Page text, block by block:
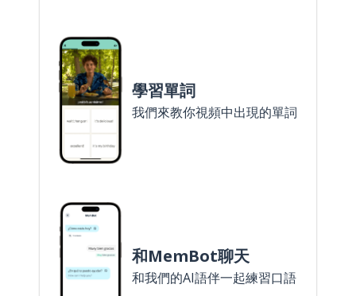
學習單詞
我們來教你視頻中出現的單詞
和MemBot聊天
和我們的AI語伴一起練習口語